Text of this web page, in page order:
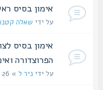
אימון בסיס ראשון
על ידישאלה קטנה..» 18 אוקטובר
אימון בסיס
הפרוצדורה ואיפה
על ידיניר ל » 26 אוקטובר 2020, 14:40